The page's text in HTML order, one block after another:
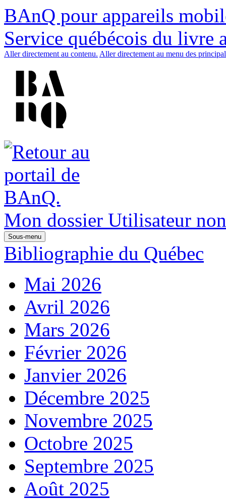
BAnQ pour appareils
Service québécois du livre
Aller directement au contenu. Aller directement au menu des
Mon dossier Utilisateur
Sous-menu
Bibliographie du Québec
Mai 2026
Avril 2026
Mars 2026
Février 2026
Janvier 2026
Décembre 2025
Novembre 2025
Octobre 2025
Septembre 2025
Août 2025